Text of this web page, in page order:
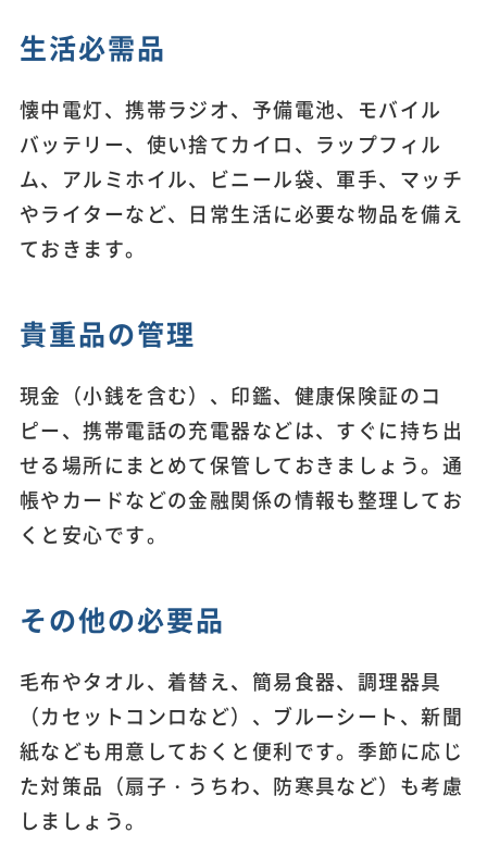
生活必需品
懐中電灯、携帯ラジオ、予備電池、モバイル
バッテリー、使い捨てカイロ、ラップフィル
ム、アルミホイル、ビニール袋、軍手、マッチ
やライターなど、日常生活に必要な物品を備え
ておきます。
貴重品の管理
現金（小銭を含む）、印鑑、健康保険証のコ
ピー、携帯電話の充電器などは、すぐに持ち出
せる場所にまとめて保管しておきましょう。通
帳やカードなどの金融関係の情報も整理してお
くと安心です。
その他の必要品
毛布やタオル、着替え、簡易食器、調理器具
（カセットコンロなど）、ブルーシート、新聞
紙なども用意しておくと便利です。季節に応じ
た対策品（扇子・うちわ、防寒具など）も考慮
しましょう。